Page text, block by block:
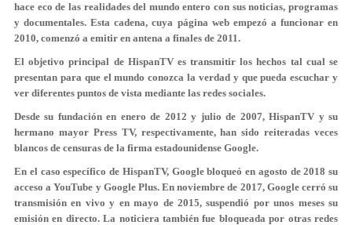
hace eco de las realidades del mundo entero con sus noticias, programas
y documentales. Esta cadena, cuya página web empezó a funcionar en
2010, comenzó a emitir en antena a finales de 2011.
El objetivo principal de HispanTV es transmitir los hechos tal cual se
presentan para que el mundo conozca la verdad y que pueda escuchar y
ver diferentes puntos de vista mediante las redes sociales.
Desde su fundación en enero de 2012 y julio de 2007, HispanTV y su
hermano mayor Press TV, respectivamente, han sido reiteradas veces
blancos de censuras de la firma estadounidense Google.
En el caso específico de HispanTV, Google bloqueó en agosto de 2018 su
acceso a YouTube y Google Plus. En noviembre de 2017, Google cerró su
transmisión en vivo y en mayo de 2015, suspendió por unos meses su
emisión en directo. La noticiera también fue bloqueada por otras redes